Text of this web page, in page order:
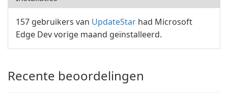
157 gebruikers van UpdateStar had Microsoft
Edge Dev vorige maand geïnstalleerd.
Recente beoordelingen